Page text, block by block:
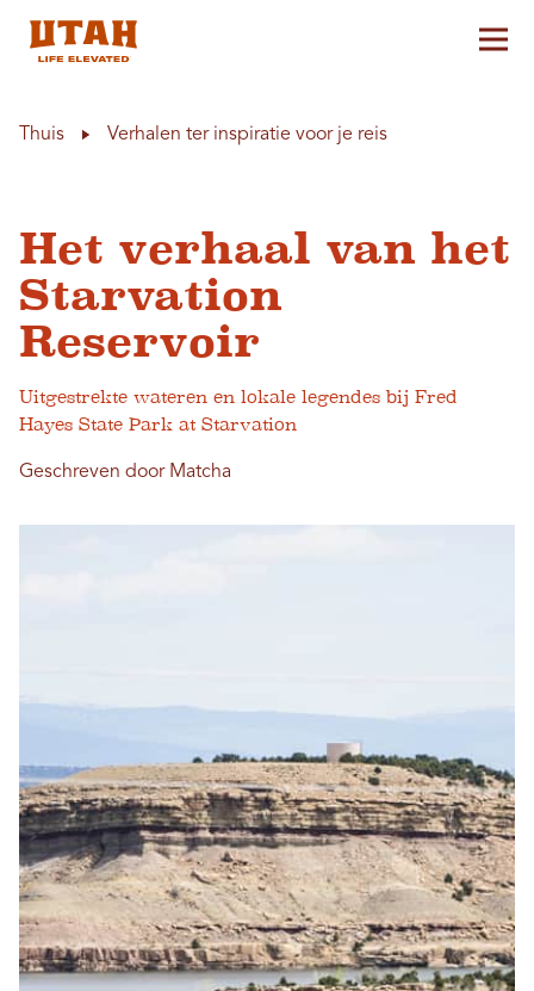
Thuis Verhalen ter inspiratie voor je reis
Het verhaal van het
Starvation
Reservoir
Uitgestrekte wateren en lokale legendes bij Fred
Hayes State Park at Starvation
Geschreven door Matcha